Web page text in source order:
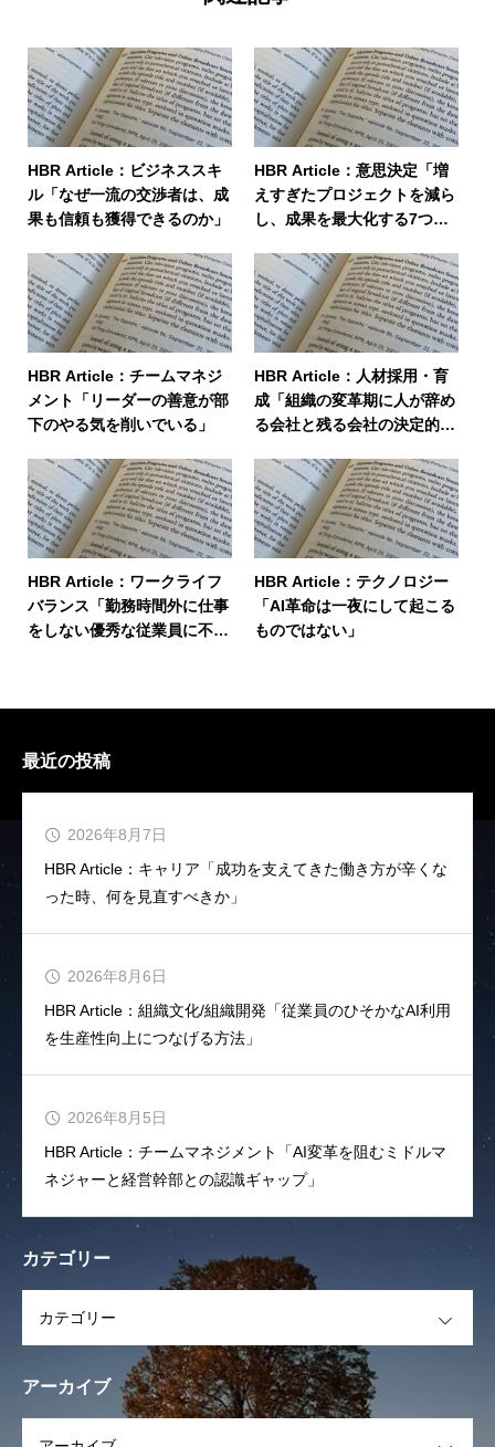
HBR Article：ビジネススキ
ル「なぜ一流の交渉者は、成
果も信頼も獲得できるのか」
HBR Article：意思決定「増
えすぎたプロジェクトを減ら
し、成果を最大化する7つの
HBR Article：チームマネジ
メント「リーダーの善意が部
下のやる気を削いでいる」
HBR Article：人材採用・育
成「組織の変革期に人が辞め
る会社と残る会社の決定的な
HBR Article：ワークライフ
バランス「勤務時間外に仕事
をしない優秀な従業員に不利
HBR Article：テクノロジー
「AI革命は一夜にして起こる
ものではない」
最近の投稿
HBR Article：キャリア「成功を支えてきた働き方が辛くな
った時、何を見直すべきか」
2026年8月7日
HBR Article：組織文化/組織開発「従業員のひそかなAI利用
を生産性向上につなげる方法」
2026年8月6日
HBR Article：チームマネジメント「AI変革を阻むミドルマ
ネジャーと経営幹部との認識ギャップ」
2026年8月5日
カテゴリー
アーカイブ